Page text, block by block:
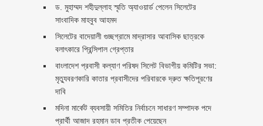
ড. মুহাম্মদ শহীদুল্লাহ স্মৃতি অ্যাওয়ার্ড পেলেন সিলেটের
সাংবাদিক মাহবুব আহমদ
সিলেটের বাদেয়ালী গুচ্ছগ্রামে মাদ্রাসার আবাসিক ছাত্রকে
বলাৎকারে প্রিন্সিপাল গ্রেপ্তার ‎
বাংলাদেশ প্রবাসী কল্যাণ পরিষদ সিলেট বিভাগীয় কমিটির সভা:
মৃত্যুবরণকারি কাতার প্রবাসীদের পরিবারকে দ্রুত ক্ষতিপূরণের
দাবি
মদিনা মার্কেট ব্যবসায়ী সমিতির নির্বাচনে সাধারণ সম্পাদক পদে
প্রার্থী আজাদ রহমান ডাব প্রতীক পেয়েছেন ‎